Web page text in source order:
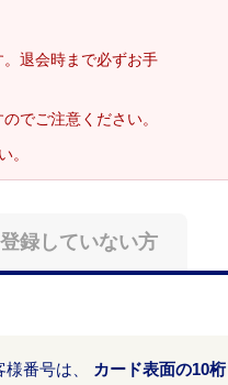
退会時まで必ずお手
でご注意ください。
。
録していない方
番号は、
カード表面の10桁